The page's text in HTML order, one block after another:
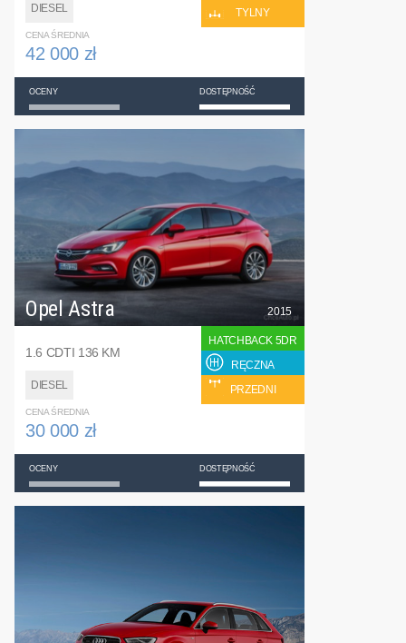
DIESEL
TYLNY
CENA ŚREDNIA
42 000 zł
OCENY DOSTĘPNOŚĆ
Opel Astra
1.6 CDTI 136 KM
DIESEL
2015
HATCHBACK 5DR
RĘCZNA
PRZEDNI
CENA ŚREDNIA
30 000 zł
OCENY DOSTĘPNOŚĆ